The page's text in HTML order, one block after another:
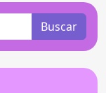
Buscar